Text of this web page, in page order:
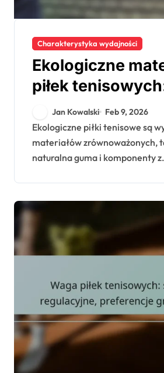
Charakterystyka wydajności
Ekologiczne
piłek
zrównoważony
wydajność,
rynkowe
Jan Kowalski Feb 9, 2026
Ekologiczne piłki tenisowe są wykonane z
materiałów zrównoważonych,
naturalna guma i komponenty